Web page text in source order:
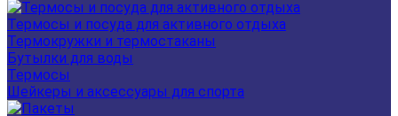
Термосы и посуда для активного отдыха
Термокружки и термостаканы
Бутылки для воды
Термосы
Шейкеры и аксессуары для спорта